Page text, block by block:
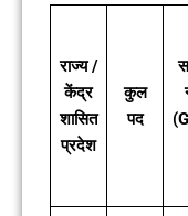
राज्य /
केंद्र
शासित
प्रदेश
कुल
पद